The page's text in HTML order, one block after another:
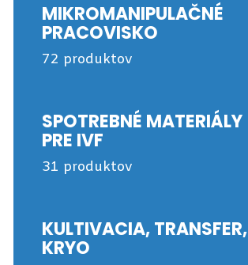
MIKROMANIPULAČNÉ
PRACOVISKO
72 produktov
SPOTREBNÉ MATERIÁLY
PRE IVF
31 produktov
KULTIVACIA, TRANSFER,
KRYO